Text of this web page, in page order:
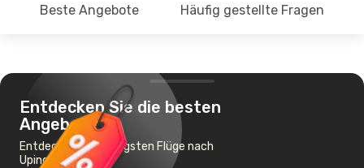
Beste Angebote Häufig gestellte Fragen
Entdecken Sie die besten
Angebote
Entdecke die günstigsten Flüge nach
Upington